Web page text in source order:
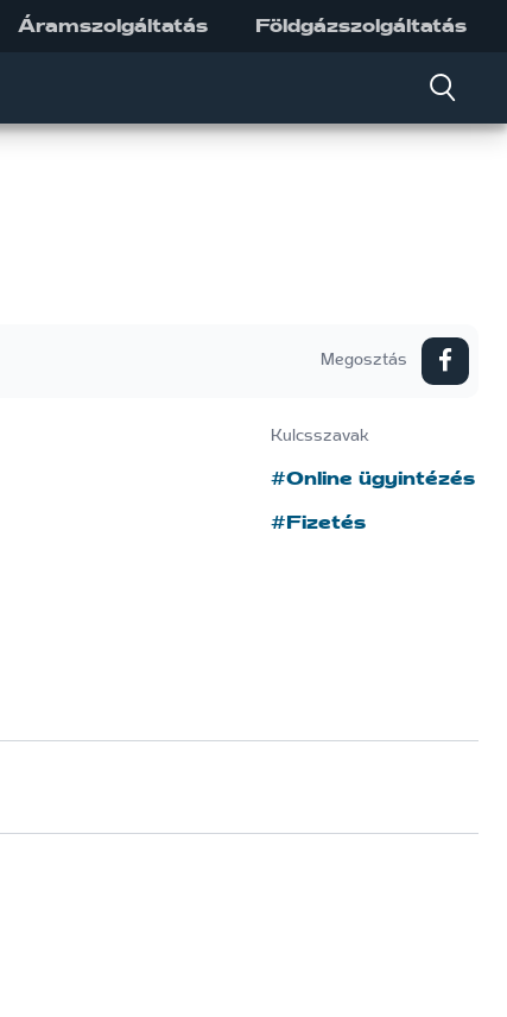
Áramszolgáltatás Földgázszolgáltatás
Megosztás
Kulcsszavak
#Online ügyintézés
#Fizetés